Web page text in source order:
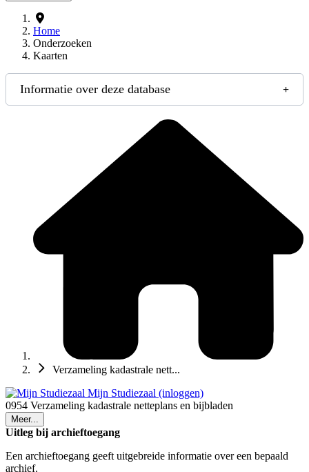
Home
Onderzoeken
Kaarten
Informatie over deze database
Verzameling kadastrale nett...
Mijn Studiezaal (inloggen)
0954 Verzameling kadastrale netteplans en bijbladen
Meer...
Uitleg bij archieftoegang
Een archieftoegang geeft uitgebreide informatie over een bepaald
archief.